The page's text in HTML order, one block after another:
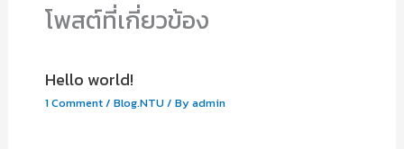
โพสต์ที่เกี่ยวข้อง
Hello world!
1 Comment/ Blog.NTU/ Byadmin